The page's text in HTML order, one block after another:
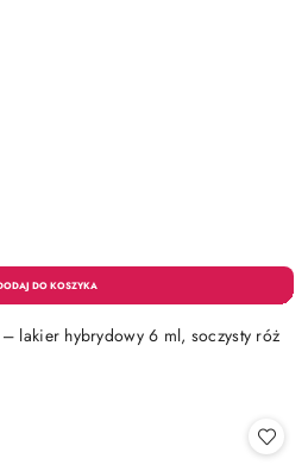
lakier hybrydowy 6 ml, soczysty róż